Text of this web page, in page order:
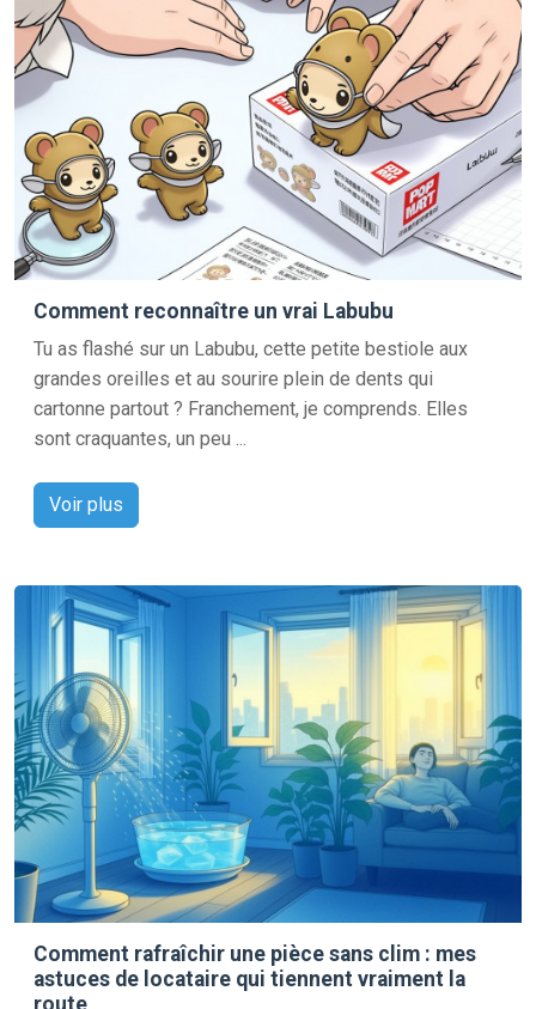
Comment reconnaître un vrai Labubu
Tu as flashé sur un Labubu, cette petite bestiole aux
grandes oreilles et au sourire plein de dents qui
cartonne partout ? Franchement, je comprends. Elles
sont craquantes, un peu ...
Voir plus
Comment rafraîchir une pièce sans clim : mes
astuces de locataire qui tiennent vraiment la